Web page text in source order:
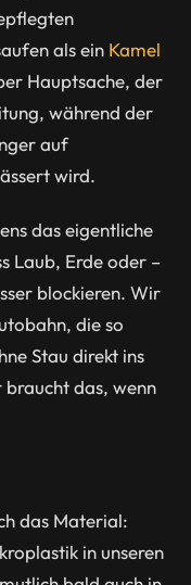
als ein Kamel
Hauptsache, der
während der
auf
wird.
das eigentliche
Laub, Erde oder –
blockieren. Wir
die so
Stau direkt ins
braucht das, wenn
das Material:
in unseren